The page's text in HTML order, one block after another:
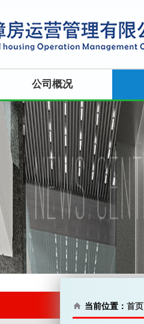
公司概况
当前位置： 首页